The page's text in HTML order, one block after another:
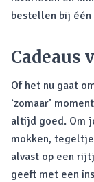
bestellen bij één
Cadeaus
Of het nu gaat
‘zomaar’
altijd goed. Om
mokken,
alvast op een
geeft met een